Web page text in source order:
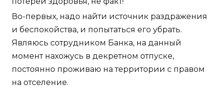
Во-первых, надо найти источник раздражения
и беспокойства, и попытаться его убрать.
Являюсь сотрудником Банка, на данный
момент нахожусь в декретном отпуске,
постоянно проживаю на территории с правом
на отселение.